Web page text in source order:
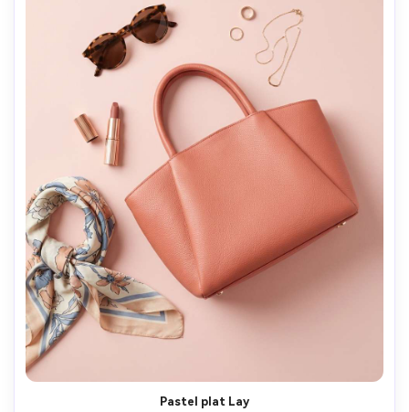
Pastel plat Lay